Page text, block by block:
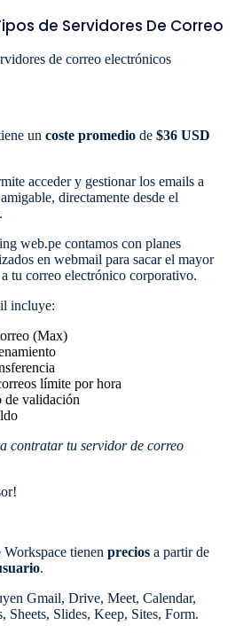
de Servidores De Correo
de correo electrónicos
un coste promedio de $36 USD
acceder y gestionar los emails a
directamente desde el
web.pe contamos con planes
en webmail para sacar el mayor
tu correo electrónico corporativo.
incluye:
(Max)
límite por hora
de validación
contratar tu servidor de correo
tienen precios a partir de
.
Gmail, Drive, Meet, Calendar,
Sheets, Slides, Keep, Sites, Form.